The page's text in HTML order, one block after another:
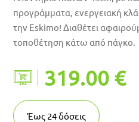
προγράμματα, ενεργειακή
την Eskimo! Διαθέτει
τοποθέτηση κάτω από πάγκο.
319.00 €
Έως 24δόσεις